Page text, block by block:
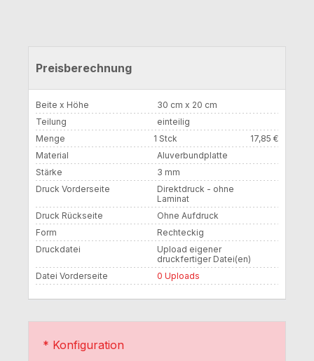
Preisberechnung
Beite x Höhe
30 cm x 20 cm
Teilung
einteilig
Menge
1 Stck
17,85 €
Material
Aluverbundplatte
Stärke
3 mm
Druck Vorderseite
Direktdruck - ohne
Laminat
Druck Rückseite
Ohne Aufdruck
Form
Rechteckig
Druckdatei
Upload eigener
druckfertiger Datei(en)
Datei Vorderseite
0 Uploads
* Konfiguration